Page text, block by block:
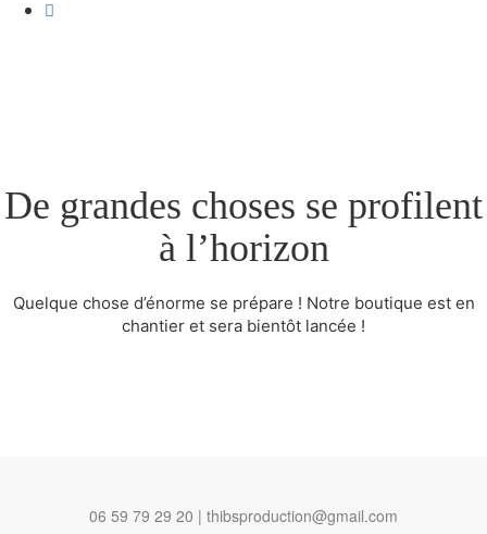
De grandes choses se profilent
à l’horizon
Quelque chose d’énorme se prépare ! Notre boutique est en
chantier et sera bientôt lancée !
06 59 79 29 20 | thibsproduction@gmail.com